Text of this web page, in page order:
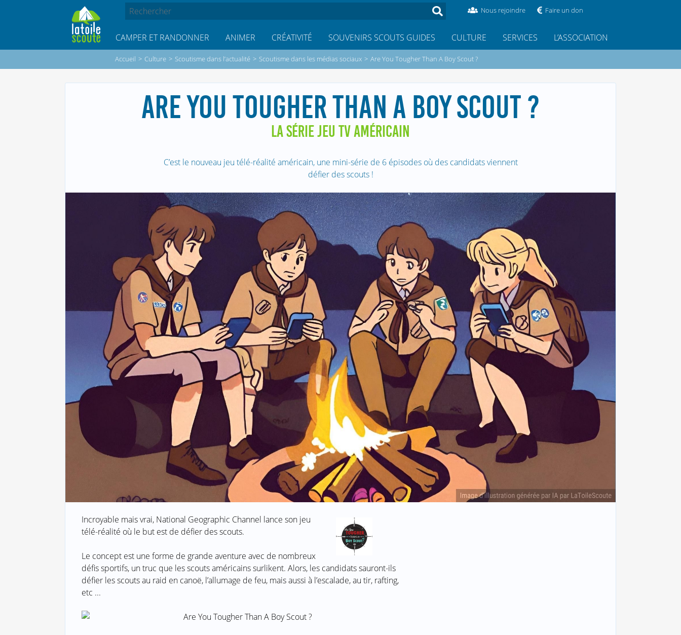
Nous rejoindre Faire un don
CAMPER ET RANDONNER ANIMER CRÉATIVITÉ SOUVENIRS SCOUTS GUIDES CULTURE SERVICES L’ASSOCIATION
Accueil > Culture > Scoutisme dans l’actualité > Scoutisme dans les médias sociaux > Are You Tougher Than A Boy Scout ?
ARE YOU TOUGHER THAN A BOY SCOUT ?
LA SÉRIE JEU TV AMÉRICAIN
C’est le nouveau jeu télé-réalité américain, une mini-série de 6 épisodes où des candidats viennent
défier des scouts !
Incroyable mais vrai, National Geographic Channel lance son jeu
télé-réalité où le but est de défier des scouts.
Le concept est une forme de grande aventure avec de nombreux
défis sportifs, un truc que les scouts américains surlikent. Alors, les candidats sauront-ils
défier les scouts au raid en canoë, l’allumage de feu, mais aussi à l’escalade, au tir, rafting,
etc ...